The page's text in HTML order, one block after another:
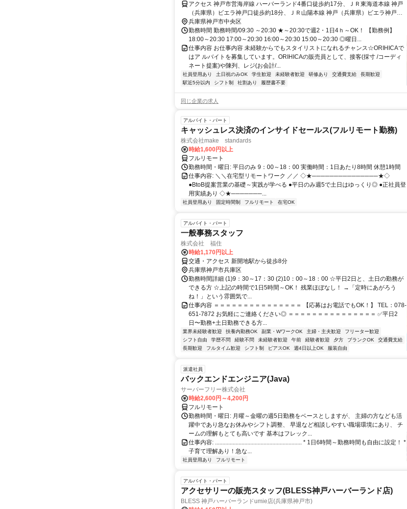
アクセス 神戸市営海岸線 ハーバーランド4番口徒歩約17分、ＪＲ東海道本線 神戸
（兵庫県）ビエラ神戸口徒歩約18分、ＪＲ山陽本線 神戸（兵庫県）ビエラ神戸口
徒歩約18分 神戸市営地下鉄ハーバーランド駅より徒歩5分
兵庫県神戸市中央区
勤務時間 勤務時間/09:30 ～20:30 ★～20:30で週2・1日4ｈ～OK！ 【勤務例】
18:00～20:30 17:00～20:30 16:00～20:30 15:00～20:30 ◎曜日...
仕事内容 お仕事内容 未経験からでもスタイリストになれるチャンス☆ORIHICAで
はア ルバイトを募集しています。ORIHICAの販売員として、接客(採寸 /コーディ
ネート提案)や陳列、レジ(お会計/...
社員登用あり 土日祝のみOK 学生歓迎 未経験者歓迎 研修あり 交通費支給
長期歓迎
駅近5分以内
シフト制 社割あり 履歴書不要
同じ企業の求人
アルバイト・パート
キャッシュレス決済のインサイドセールス(フルリモート勤務)
株式会社make standards
時給1,600円以上
フルリモート
勤務時間・曜日: 平日のみ 9：00～18：00 実働時間：1日あたり8時間 休憩1時間
仕事内容: ＼＼在宅型リモートワーク ／／ ◇★───────────────★◇
●BtoB提案営業の基礎～実践が学べる ●平日のみ週5で土日はゆっくり◎ ●正社員登
用実績あり ◇★───────...
社員登用あり 固定時間制 フルリモート 在宅OK
アルバイト・パート
一般事務スタッフ
株式会社 福住
時給1,170円以上
交通・アクセス 新開地駅から徒歩8分
兵庫県神戸市兵庫区
勤務時間詳細 (1)9：30～17：30 (2)10：00～18：00 ☆平日2日と、土日の勤務が
できる方 ☆上記の時間で1日5時間～OK！ 残業ほぼなし！ →「定時にあがろう
ね！」という雰囲気で...
仕事内容 ＝＝＝＝＝＝＝＝＝＝＝＝＝＝＝ 【応募はお電話でもOK！】 TEL：078-
651-7872 お気軽にご連絡ください◎ ＝＝＝＝＝＝＝＝＝＝＝＝＝＝＝ ✅平日2
日〜勤務+土日勤務できる方...
業界未経験者歓迎 扶養内勤務OK 副業・WワークOK 主婦・主夫歓迎
フリーター歓迎
シフト自由
学歴不問 経験不問 未経験者歓迎 午前 経験者歓迎 夕方 ブランクOK
交通費支給
長期歓迎
フルタイム歓迎 シフト制 ピアスOK 週4日以上OK 服装自由
派遣社員
バックエンドエンジニア(Java)
サーバーフリー株式会社
時給2,600円～4,200円
フルリモート
勤務時間・曜日: 月曜～金曜の週5日勤務をベースとしますが、 主婦の方なども活
躍中であり急なお休みやシフト調整、 早退など相談しやすい職場環境にあり、 チ
ームの理解もとても高いです 基本はフレック...
仕事内容: ........................................................... * 1日6時間～勤務時間も自由に設定！ *
子育て理解あり！急な...
社員登用あり フルリモート
アルバイト・パート
アクセサリーの販売スタッフ(BLESS神戸ハーバーランド店)
BLESS 神戸ハーバーランドumie店(兵庫県神戸市)